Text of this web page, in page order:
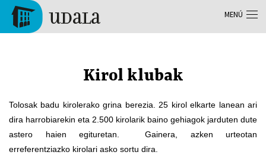
Pasar al contenido principal
Kirol klubak
Tolosak badu kirolerako grina berezia. 25 kirol elkarte lanean ari
dira harrobiarekin eta 2.500 kirolarik baino gehiagok jarduten dute
astero haien egituretan. Gainera, azken urteotan
erreferentziazko kirolari asko sortu dira.
MENÚ